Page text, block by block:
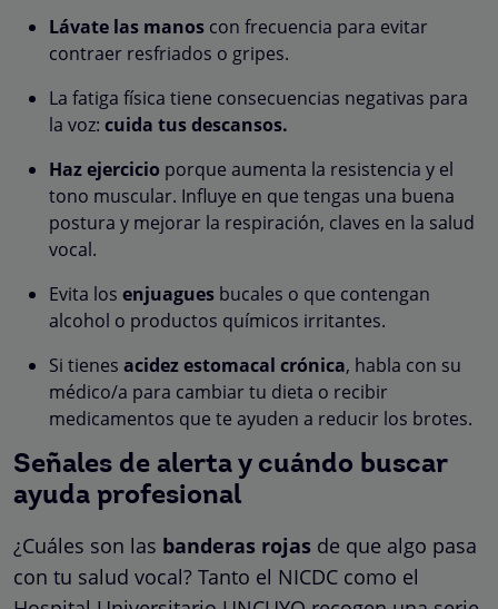
Lávate las manos con frecuencia para evitar
contraer resfriados o gripes.
La fatiga física tiene consecuencias negativas para
la voz: cuida tus descansos.
Haz ejercicio porque aumenta la resistencia y el
tono muscular. Influye en que tengas una buena
postura y mejorar la respiración, claves en la salud
vocal.
Evita los enjuagues bucales o que contengan
alcohol o productos químicos irritantes.
Si tienes acidez estomacal crónica, habla con su
médico/a para cambiar tu dieta o recibir
medicamentos que te ayuden a reducir los brotes.
Señales de alerta y cuándo buscar
ayuda profesional
¿Cuáles son las banderas rojas de que algo pasa
con tu salud vocal? Tanto el NICDC como el